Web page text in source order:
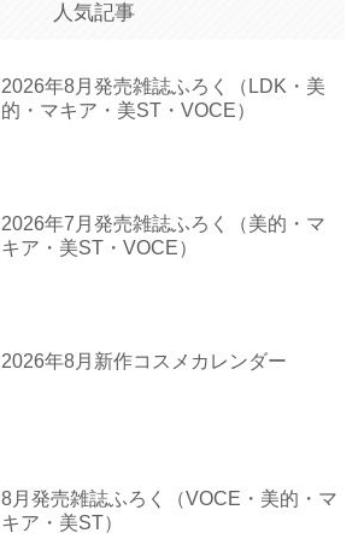
人気記事
2026年8月発売雑誌ふろく（LDK・美
的・マキア・美ST・VOCE）
2026年7月発売雑誌ふろく（美的・マ
キア・美ST・VOCE）
2026年8月新作コスメカレンダー
8月発売雑誌ふろく（VOCE・美的・マ
キア・美ST）